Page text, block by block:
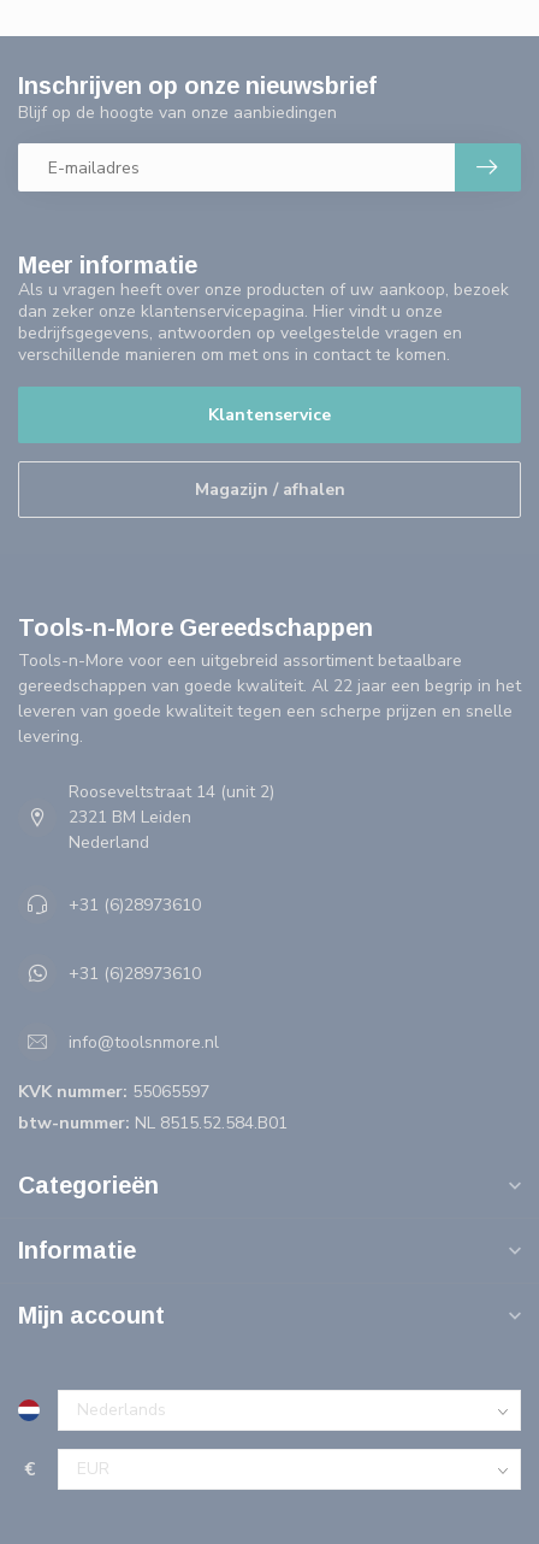
Meer informatie
Als u vragen heeft over onze producten of uw aankoop, bezoek
dan zeker onze klantenservicepagina. Hier vindt u onze
bedrijfsgegevens, antwoorden op veelgestelde vragen en
verschillende manieren om met ons in contact te komen.
Klantenservice
Magazijn / afhalen
Inschrijven op onze nieuwsbrief
Blijf op de hoogte van onze aanbiedingen
Tools-n-More Gereedschappen
Tools-n-More voor een uitgebreid assortiment betaalbare
gereedschappen van goede kwaliteit. Al 22 jaar een begrip in het
leveren van goede kwaliteit tegen een scherpe prijzen en snelle
levering.
Rooseveltstraat 14 (unit 2)
2321 BM Leiden
Nederland
+31 (6)28973610
+31 (6)28973610
info@toolsnmore.nl
KVK nummer: 55065597
btw-nummer: NL 8515.52.584.B01
Categorieën
Informatie
Mijn account
€